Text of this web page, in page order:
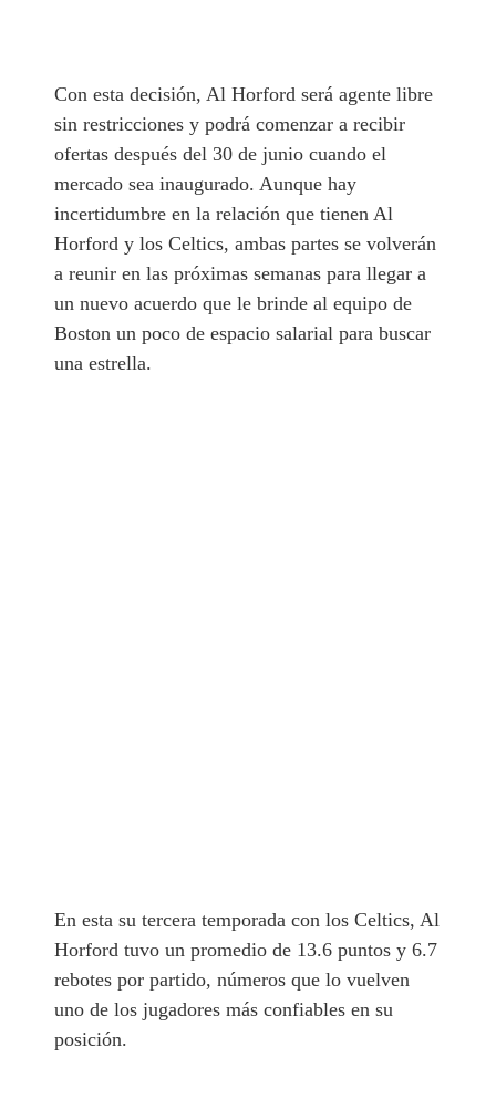
Con esta decisión, Al Horford será agente libre
sin restricciones y podrá comenzar a recibir
ofertas después del 30 de junio cuando el
mercado sea inaugurado. Aunque hay
incertidumbre en la relación que tienen Al
Horford y los Celtics, ambas partes se volverán
a reunir en las próximas semanas para llegar a
un nuevo acuerdo que le brinde al equipo de
Boston un poco de espacio salarial para buscar
una estrella.
En esta su tercera temporada con los Celtics, Al
Horford tuvo un promedio de 13.6 puntos y 6.7
rebotes por partido, números que lo vuelven
uno de los jugadores más confiables en su
posición.